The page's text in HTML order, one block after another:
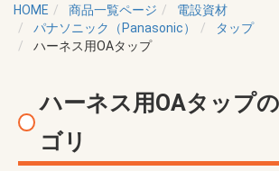
HOME 商品一覧ページ
電設資材
パナソニック（Panasonic）
タップ
ハーネス用OAタップ
ハーネス用OAタップ
ゴリ